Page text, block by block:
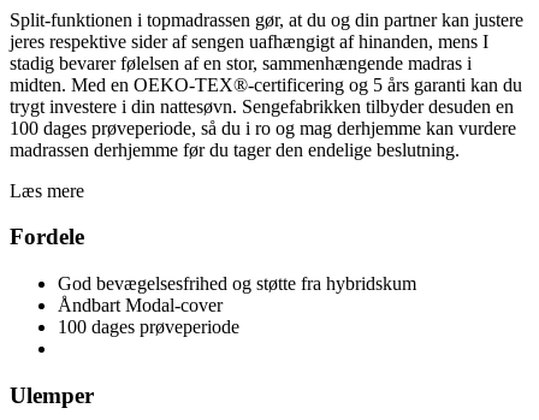
Split-funktionen i topmadrassen gør, at du og din partner kan justere
jeres respektive sider af sengen uafhængigt af hinanden, mens I
stadig bevarer følelsen af en stor, sammenhængende madras i
midten. Med en OEKO-TEX®-certificering og 5 års garanti kan du
trygt investere i din nattesøvn. Sengefabrikken tilbyder desuden en
100 dages prøveperiode, så du i ro og mag derhjemme kan vurdere
madrassen derhjemme før du tager den endelige beslutning.
Læs mere
Fordele
God bevægelsesfrihed og støtte fra hybridskum
Åndbart Modal-cover
100 dages prøveperiode
Ulemper